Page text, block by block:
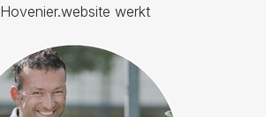
Hovenier.website werkt